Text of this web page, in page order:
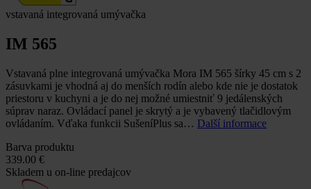
vstavaná integrovaná umývačka
IM 565
Vstavaná plne integrovaná umývačka Mora IM 565 šírky 45 cm s 2
zásuvkami je vhodná aj do menších rodín alebo kde nie je dostatok
priestoru v kuchyni a je do nej možné umiestniť 9 jedálenských
súprav naraz. Ovládací panel je skrytý a je vybavený tlačidlovým
ovládaním. Vďaka funkcii SušeníPlus sa… Další informace
Barva produktu
339.00 €
Skladem u on-line predajcov